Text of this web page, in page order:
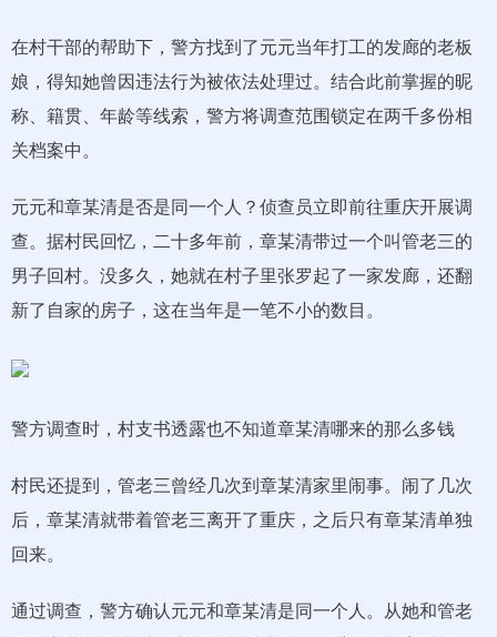
在村干部的帮助下，警方找到了元元当年打工的发廊的老板
娘，得知她曾因违法行为被依法处理过。结合此前掌握的昵
称、籍贯、年龄等线索，警方将调查范围锁定在两千多份相
关档案中。
元元和章某清是否是同一个人？侦查员立即前往重庆开展调
查。据村民回忆，二十多年前，章某清带过一个叫管老三的
男子回村。没多久，她就在村子里张罗起了一家发廊，还翻
新了自家的房子，这在当年是一笔不小的数目。
警方调查时，村支书透露也不知道章某清哪来的那么多钱
村民还提到，管老三曾经几次到章某清家里闹事。闹了几次
后，章某清就带着管老三离开了重庆，之后只有章某清单独
回来。
通过调查，警方确认元元和章某清是同一个人。从她和管老